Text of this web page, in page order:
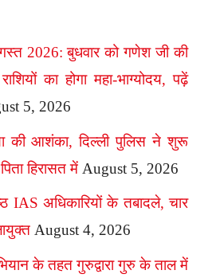
2026: बुधवार को गणेश जी की
का होगा महा-भाग्योदय, पढ़ें
5, 2026
की आशंका, दिल्ली पुलिस ने शुरू
हिरासत में August 5, 2026
IAS अधिकारियों के तबादले, चार
August 4, 2026
के तहत गुरुद्वारा गुरु के ताल में